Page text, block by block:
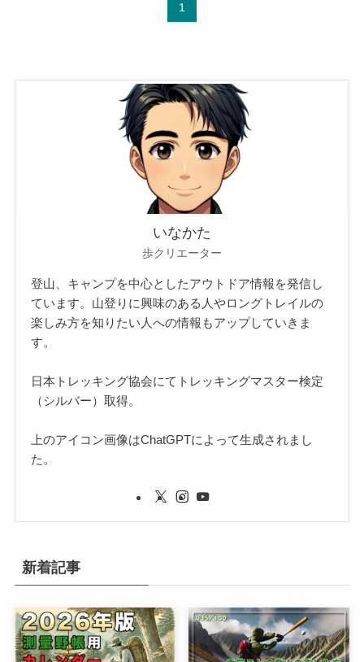
1
いなかた
歩クリエーター
登山、キャンプを中心としたアウトドア情報を発信し
ています。山登りに興味のある人やロングトレイルの
楽しみ方を知りたい人への情報もアップしていきま
す。
日本トレッキング協会にてトレッキングマスター検定
（シルバー）取得。
上のアイコン画像はChatGPTによって生成されまし
た。
新着記事